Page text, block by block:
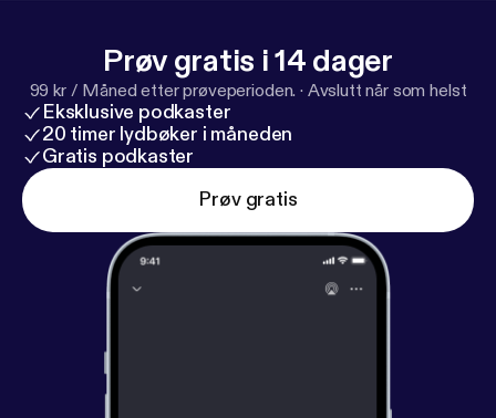
Prøv gratis i 14 dager
99 kr / Måned etter prøveperioden. · Avslutt når som helst
Eksklusive podkaster
20 timer lydbøker i måneden
Gratis podkaster
Prøv gratis